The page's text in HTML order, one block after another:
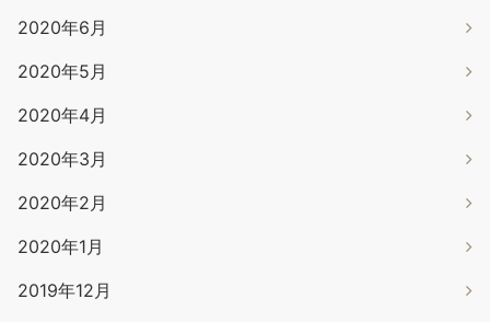
2020年6月
2020年5月
2020年4月
2020年3月
2020年2月
2020年1月
2019年12月